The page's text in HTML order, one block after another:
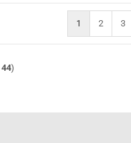
1 2 3
44)